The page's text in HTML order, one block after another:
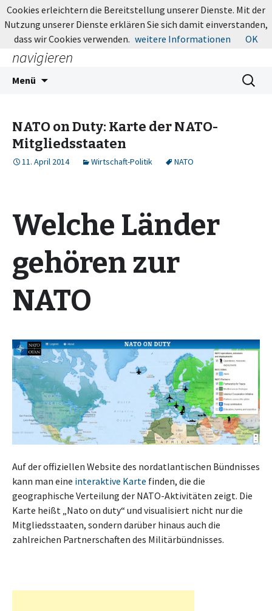
MapsBlog.de
Online-Karten: suchen, entdecken,
navigieren
Menü
Suchen
nach:
NATO on Duty: Karte der NATO-
Mitgliedsstaaten
11. April 2014 Wirtschaft-Politik NATO
Welche Länder
gehören zur
NATO
Auf der offiziellen Website des nordatlantischen Bündnisses
kann man eine interaktive Karte finden, die die
geographische Verteilung der NATO-Aktivitäten zeigt. Die
Karte heißt „Nato on duty“ und visualisiert nicht nur die
Mitgliedsstaaten, sondern darüber hinaus auch die
zahlreichen Partnerschaften des Militärbündnisses.
Cookies erleichtern die Bereitstellung unserer Dienste. Mit der
Nutzung unserer Dienste erklären Sie sich damit einverstanden,
dass wir Cookies verwenden. weitere Informationen OK